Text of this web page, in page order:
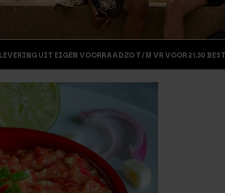
LEVERING UIT EIGEN VOORRAADZO T/M VR VOOR 21.30